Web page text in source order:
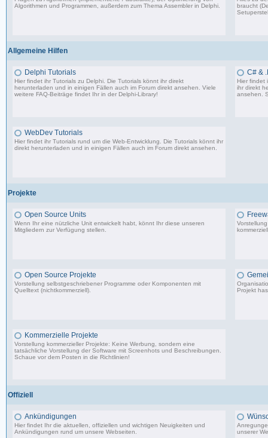
Algorithmen und Programmen, außerdem zum Thema Assembler in Delphi.
braucht
Allgemeine Hilfen
Delphi Tutorials
Hier findet ihr Tutorials zu Delphi. Die Tutorials könnt ihr direkt
herunterladen und in einigen Fällen auch im Forum direkt ansehen. Viele
weitere FAQ-Beiträge findet Ihr in der Delphi-Library!
C# &
Hier findet
ihr direkt
ansehen.
WebDev Tutorials
Hier findet ihr Tutorials rund um die Web-Entwicklung. Die Tutorials könnt ihr
direkt herunterladen und in einigen Fällen auch im Forum direkt ansehen.
Projekte
Open Source Units
Wenn Ihr eine nützliche Unit entwickelt habt, könnt Ihr diese unseren
Mitgliedern zur Verfügung stellen.
Open Source Projekte
Vorstellung selbstgeschriebener Programme oder Komponenten mit
Quelltext (nichtkommerziell).
Projekt
Kommerzielle Projekte
Vorstellung kommerzieller Projekte: Keine Werbung, sondern eine
tatsächliche Vorstellung der Software mit Screenhots und Beschreibungen.
Schaue vor dem Posten in die Richtlinien!
Offiziell
Ankündigungen
Hier findet Ihr die aktuellen, offiziellen und wichtigen Neuigkeiten und
Ankündigungen rund um unsere Webseiten.
unserer